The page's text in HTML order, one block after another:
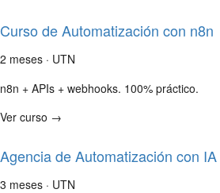
Curso de Automatización con n8n
2 meses · UTN
n8n + APIs + webhooks. 100% práctico.
Ver curso →
Agencia de Automatización con IA
3 meses · UTN